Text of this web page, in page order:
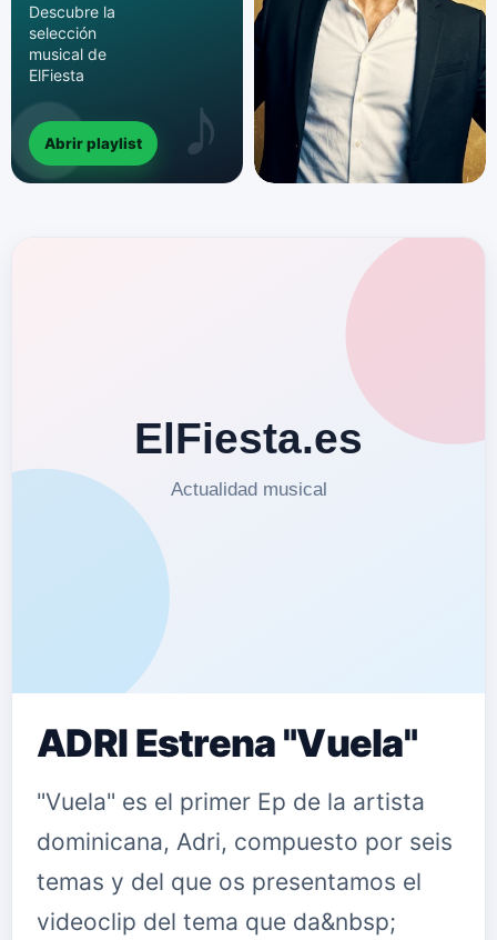
Descubre la
selección
musical de
ElFiesta
Abrir playlist
ADRI Estrena "Vuela"
"Vuela" es el primer Ep de la artista
dominicana, Adri, compuesto por seis
temas y del que os presentamos el
videoclip del tema que da&nbsp;